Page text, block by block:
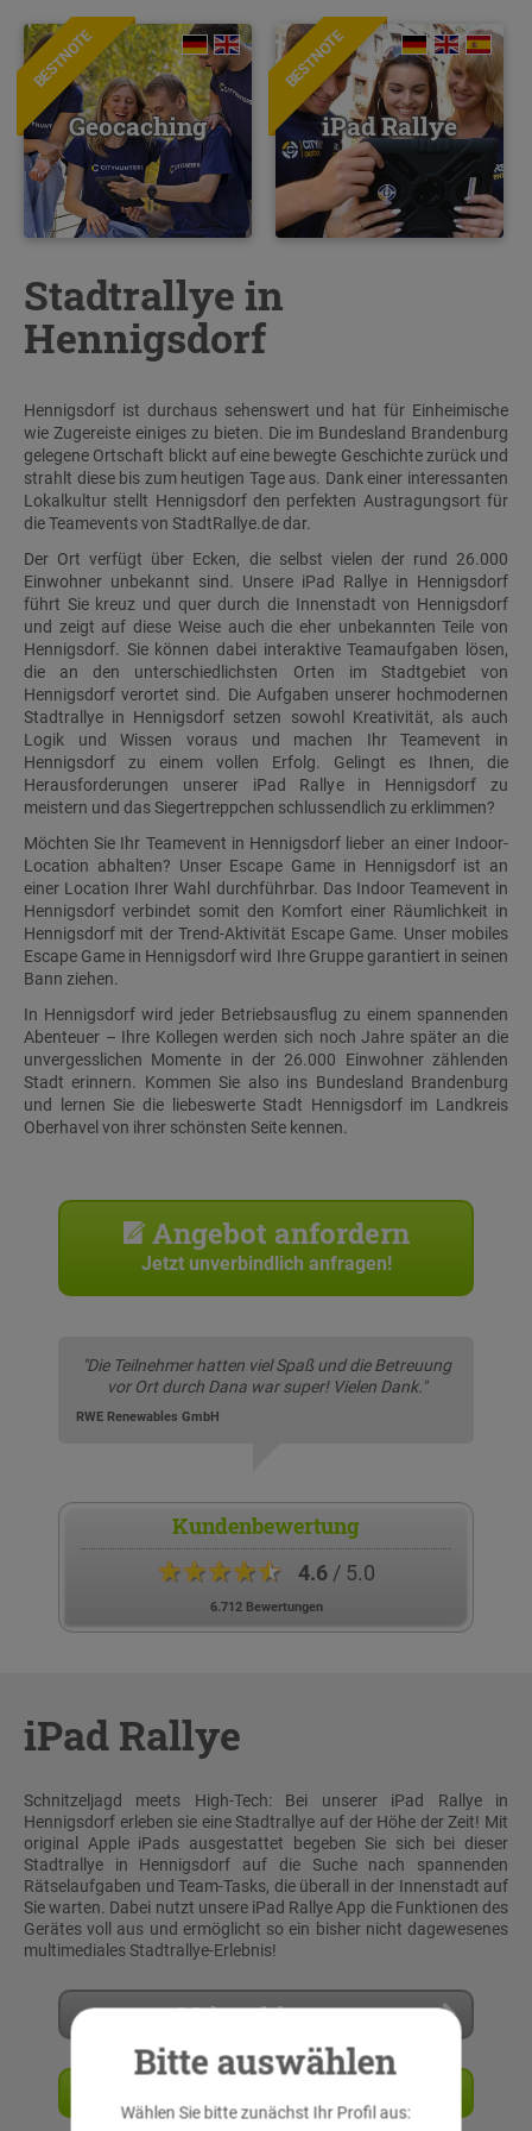
BESTNOTE
Geocaching
BESTNOTE
iPad Rallye
Stadtrallye in
Hennigsdorf
Hennigsdorf ist durchaus sehenswert und hat für Einheimische
wie Zugereiste einiges zu bieten. Die im Bundesland Brandenburg
gelegene Ortschaft blickt auf eine bewegte Geschichte zurück und
strahlt diese bis zum heutigen Tage aus. Dank einer interessanten
Lokalkultur stellt Hennigsdorf den perfekten Austragungsort für
die Teamevents von StadtRallye.de dar.
Der Ort verfügt über Ecken, die selbst vielen der rund 26.000
Einwohner unbekannt sind. Unsere iPad Rallye in Hennigsdorf
führt Sie kreuz und quer durch die Innenstadt von Hennigsdorf
und zeigt auf diese Weise auch die eher unbekannten Teile von
Hennigsdorf. Sie können dabei interaktive Teamaufgaben lösen,
die an den unterschiedlichsten Orten im Stadtgebiet von
Hennigsdorf verortet sind. Die Aufgaben unserer hochmodernen
Stadtrallye in Hennigsdorf setzen sowohl Kreativität, als auch
Logik und Wissen voraus und machen Ihr Teamevent in
Hennigsdorf zu einem vollen Erfolg. Gelingt es Ihnen, die
Herausforderungen unserer iPad Rallye in Hennigsdorf zu
meistern und das Siegertreppchen schlussendlich zu erklimmen?
Möchten Sie Ihr Teamevent in Hennigsdorf lieber an einer Indoor-
Location abhalten? Unser Escape Game in Hennigsdorf ist an
einer Location Ihrer Wahl durchführbar. Das Indoor Teamevent in
Hennigsdorf verbindet somit den Komfort einer Räumlichkeit in
Hennigsdorf mit der Trend-Aktivität Escape Game. Unser mobiles
Escape Game in Hennigsdorf wird Ihre Gruppe garantiert in seinen
Bann ziehen.
In Hennigsdorf wird jeder Betriebsausflug zu einem spannenden
Abenteuer – Ihre Kollegen werden sich noch Jahre später an die
unvergesslichen Momente in der 26.000 Einwohner zählenden
Stadt erinnern. Kommen Sie also ins Bundesland Brandenburg
und lernen Sie die liebeswerte Stadt Hennigsdorf im Landkreis
Oberhavel von ihrer schönsten Seite kennen.
Angebot anfordern
Jetzt unverbindlich anfragen!
"Die Teilnehmer hatten viel Spaß und die Betreuung
vor Ort durch Dana war super! Vielen Dank."
RWE Renewables GmbH
Kundenbewertung
★★★★★ 4.6/ 5.0
6.712 Bewertungen
iPad Rallye
Schnitzeljagd meets High-Tech: Bei unserer iPad Rallye in
Hennigsdorf erleben sie eine Stadtrallye auf der Höhe der Zeit! Mit
original Apple iPads ausgestattet begeben Sie sich bei dieser
Stadtrallye in Hennigsdorf auf die Suche nach spannenden
Rätselaufgaben und Team-Tasks, die überall in der Innenstadt auf
Sie warten. Dabei nutzt unsere iPad Rallye App die Funktionen des
Gerätes voll aus und ermöglicht so ein bisher nicht dagewesenes
multimediales Stadtrallye-Erlebnis!
Mehr erfahren
Bitte auswählen
Wählen Sie bitte zunächst Ihr Profil aus: